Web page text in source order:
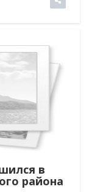
в
района